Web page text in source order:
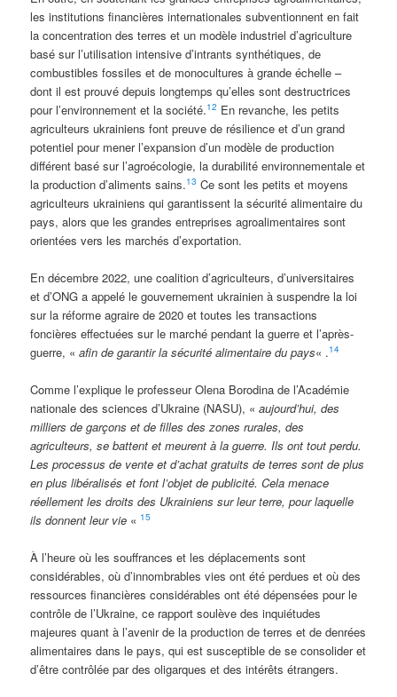
les institutions financières internationales subventionnent en fait
la concentration des terres et un modèle industriel d’agriculture
basé sur l’utilisation intensive d’intrants synthétiques, de
combustibles fossiles et de monocultures à grande échelle –
dont il est prouvé depuis longtemps qu’elles sont destructrices
pour l’environnement et la société.12 En revanche, les petits
agriculteurs ukrainiens font preuve de résilience et d’un grand
potentiel pour mener l’expansion d’un modèle de production
différent basé sur l’agroécologie, la durabilité environnementale et
la production d’aliments sains.13 Ce sont les petits et moyens
agriculteurs ukrainiens qui garantissent la sécurité alimentaire du
pays, alors que les grandes entreprises agroalimentaires sont
orientées vers les marchés d’exportation.
En décembre 2022, une coalition d’agriculteurs, d’universitaires
et d’ONG a appelé le gouvernement ukrainien à suspendre la loi
sur la réforme agraire de 2020 et toutes les transactions
foncières effectuées sur le marché pendant la guerre et l’après-
guerre, «afin de garantir la sécurité alimentaire du pays« .14
Comme l’explique le professeur Olena Borodina de l’Académie
nationale des sciences d’Ukraine (NASU), «aujourd’hui, des
milliers de garçons et de filles des zones rurales, des
agriculteurs, se battent et meurent à la guerre. Ils ont tout perdu.
Les processus de vente et d’achat gratuits de terres sont de plus
en plus libéralisés et font l’objet de publicité. Cela menace
réellement les droits des Ukrainiens sur leur terre, pour laquelle
ils donnent leur vie « 15
À l’heure où les souffrances et les déplacements sont
considérables, où d’innombrables vies ont été perdues et où des
ressources financières considérables ont été dépensées pour le
contrôle de l’Ukraine, ce rapport soulève des inquiétudes
majeures quant à l’avenir de la production de terres et de denrées
alimentaires dans le pays, qui est susceptible de se consolider et
d’être contrôlée par des oligarques et des intérêts étrangers.